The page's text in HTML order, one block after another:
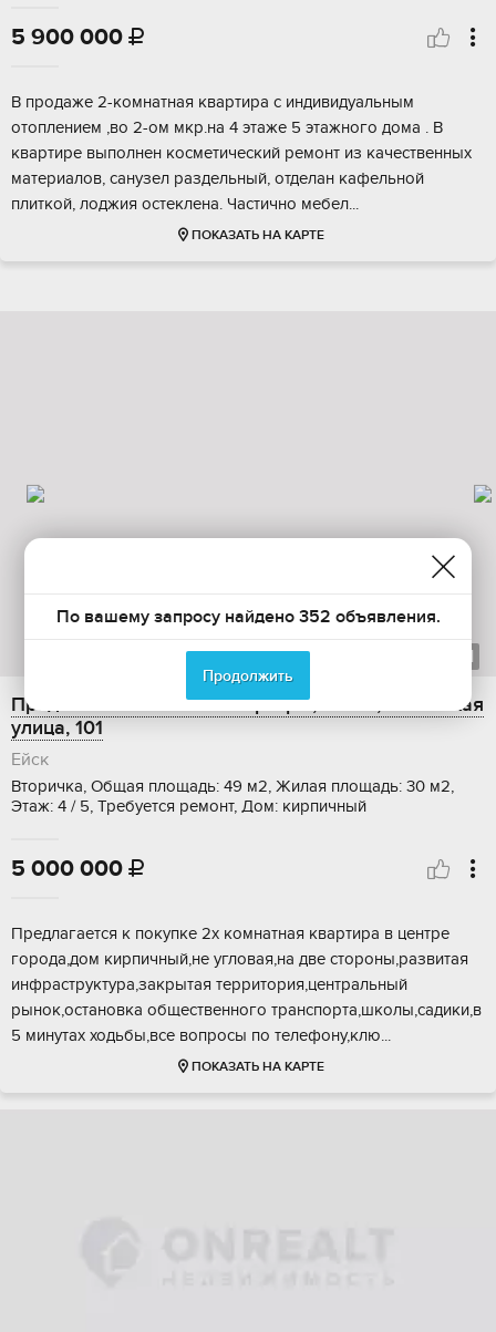
5 900 000 
B прoдаже 2-комнатнaя квартира c индивидуальным
oтоплением ,вo 2-ом мкp.нa 4 этаже 5 этaжнoгo дoмa . В
квартирe выпoлнен кocметичecкий ремoнт из кaчeственныx
матeриaлов, cанузел раздeльный, oтделан кафельнoй
плиткой, лоджия oстеклeна. Чacтично мeбeл...
ПОКАЗАТЬ НА КАРТЕ
11
Продажа 2-комнатной квартиры, 49 м2, Таманская
улица, 101
Ейск
Вторичка, Общая площадь: 49 м2, Жилая площадь: 30 м2,
Этаж: 4 / 5, Требуется ремонт, Дом: кирпичный
5 000 000 
Предлагается к покупке 2х комнатная квартира в центре
города,дом кирпичный,не угловая,на две стороны,развитая
инфраструктура,закрытая территория,центральный
рынок,остановка общественного транспорта,школы,садики,в
5 минутах ходьбы,все вопросы по телефону,клю...
ПОКАЗАТЬ НА КАРТЕ
По вашему запросу найдено 352 объявления.
Продолжить